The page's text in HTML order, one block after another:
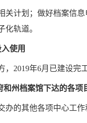
关计划；做好档案信
化轨道。
使用
，2019年6月已建设完
州档案馆下达的各项
办的其他各项中心工